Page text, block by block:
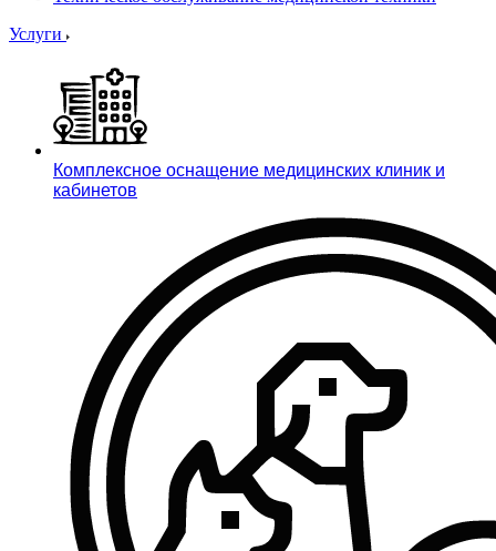
Услуги
Комплексное оснащение медицинских клиник и
кабинетов